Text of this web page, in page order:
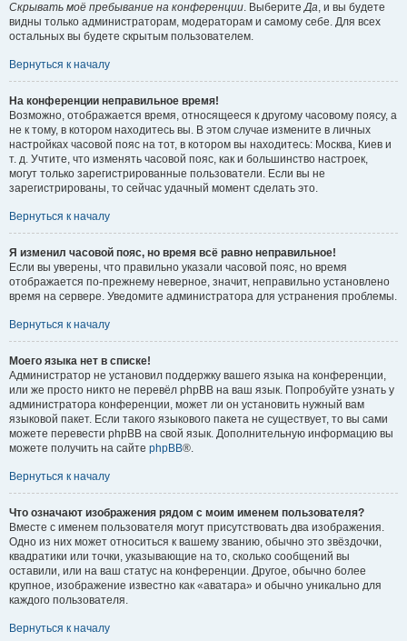
Скрывать моё пребывание на конференции. ВыберитеДа, и вы будете
видны только администраторам, модераторам и самому себе. Для всех
остальных вы будете скрытым пользователем.
Вернуться к началу
На конференции неправильное время!
Возможно, отображается время, относящееся к другому часовому поясу, а
не к тому, в котором находитесь вы. В этом случае измените в личных
настройках часовой пояс на тот, в котором вы находитесь: Москва, Киев и
т. д. Учтите, что изменять часовой пояс, как и большинство настроек,
могут только зарегистрированные пользователи. Если вы не
зарегистрированы, то сейчас удачный момент сделать это.
Вернуться к началу
Я изменил часовой пояс, но время всё равно неправильное!
Если вы уверены, что правильно указали часовой пояс, но время
отображается по-прежнему неверное, значит, неправильно установлено
время на сервере. Уведомите администратора для устранения проблемы.
Вернуться к началу
Моего языка нет в списке!
Администратор не установил поддержку вашего языка на конференции,
или же просто никто не перевёл phpBB на ваш язык. Попробуйте узнать у
администратора конференции, может ли он установить нужный вам
языковой пакет. Если такого языкового пакета не существует, то вы сами
можете перевести phpBB на свой язык. Дополнительную информацию вы
можете получить на сайте phpBB®.
Вернуться к началу
Что означают изображения рядом с моим именем пользователя?
Вместе с именем пользователя могут присутствовать два изображения.
Одно из них может относиться к вашему званию, обычно это звёздочки,
квадратики или точки, указывающие на то, сколько сообщений вы
оставили, или на ваш статус на конференции. Другое, обычно более
крупное, изображение известно как «аватара» и обычно уникально для
каждого пользователя.
Вернуться к началу